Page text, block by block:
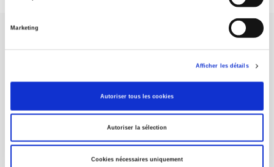
Marketing
Afficher les détails
Autoriser tous les cookies
Autoriser la sélection
Cookies nécessaires uniquement
original research, to edit reference works for student use, and to
help public and political debate.continue